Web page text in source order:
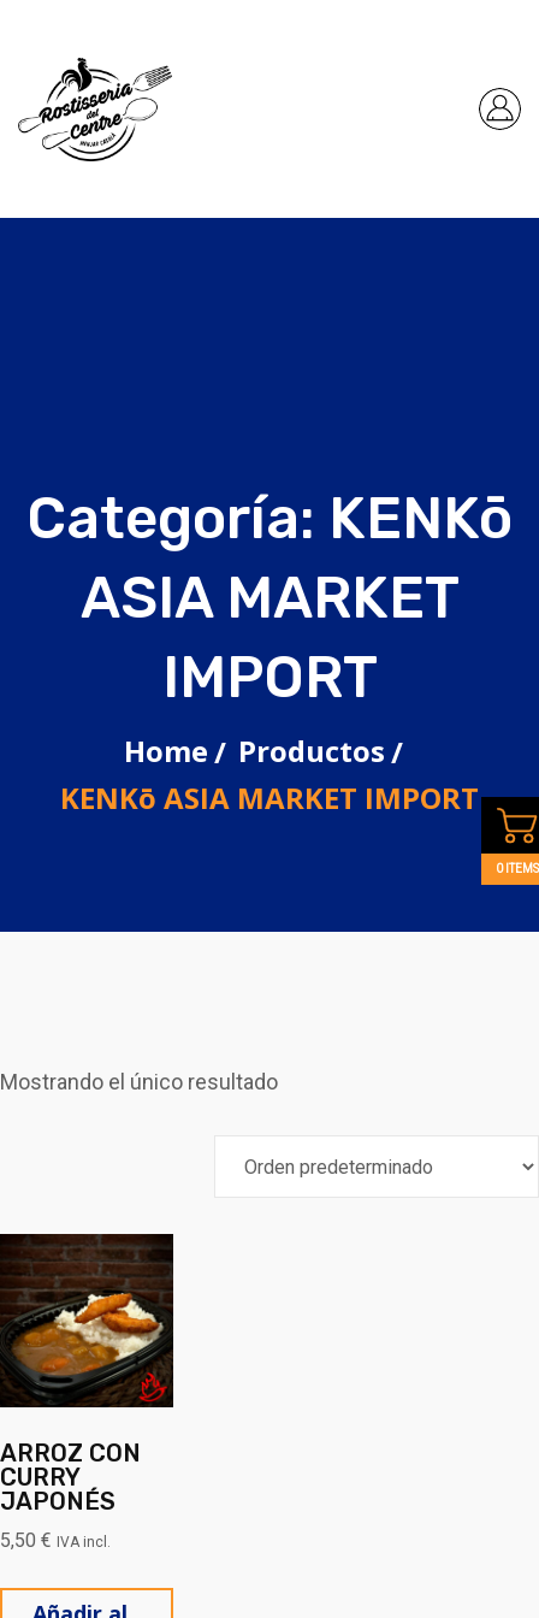
Categoría: KENKō
ASIA MARKET
IMPORT
Home
Productos
KENKō ASIA MARKET IMPORT
Mostrando el único resultado
ARROZ CON
CURRY
JAPONÉS
5,50 € IVA incl.
0 ITEMS